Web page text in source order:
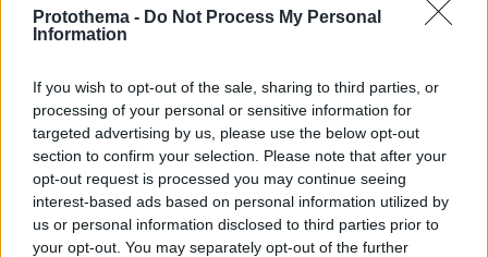
Protothema - Do Not Process My Personal
Information
If you wish to opt-out of the sale, sharing to third parties, or
processing of your personal or sensitive information for
targeted advertising by us, please use the below opt-out
section to confirm your selection. Please note that after your
opt-out request is processed you may continue seeing
interest-based ads based on personal information utilized by
us or personal information disclosed to third parties prior to
your opt-out. You may separately opt-out of the further
Το μέλλον της τεχνολογίας
27.07.2026, 06:00
Η Smart φοιτητική κατοικία στην καρδιά της Αθήνας
03.08.2026, 10:56
Επαγγελματική Εκπαίδευση & Εξειδίκευση: Το Mοντέλο που
σε Bάζει στην Aγορά Eργασίας
26.07.2026, 09:54